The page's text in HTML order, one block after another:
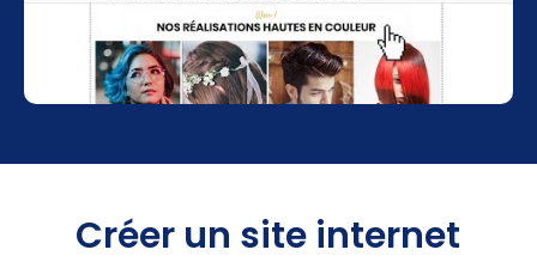
Créer un site internet